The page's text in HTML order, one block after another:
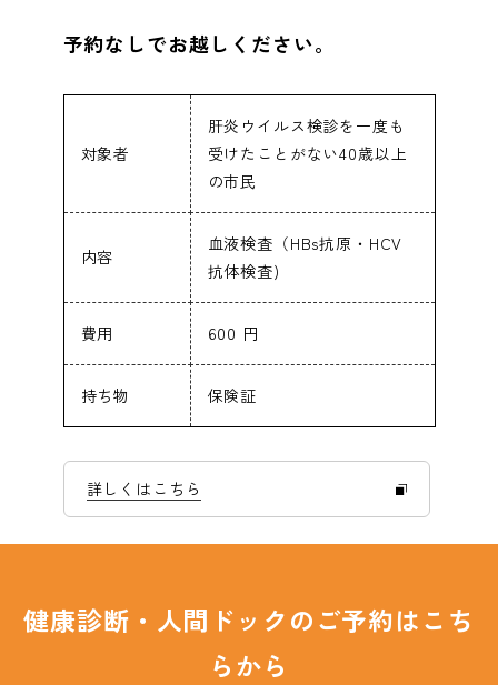
予約なしでお越しください。
対象者
肝炎ウイルス検診を一度も
受けたことがない40歳以上
の市民
内容
血液検査（HBs抗原・HCV
抗体検査)
費用 600 円
持ち物 保険証
詳しくはこちら
健康診断・人間ドックのご予約はこち
らから